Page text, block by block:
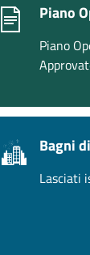
Piano
Piano
Bagni
Lasciati